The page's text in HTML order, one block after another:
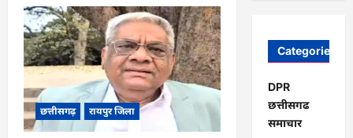
CG
:
छत्तीसगढ़
में
साइबर
ठगों
ने
नेता
को
बनाया
निशाना
…
छत्तीसगढ़ रायपुर जिला
Categories
DPR
छत्तीसगढ
समाचार